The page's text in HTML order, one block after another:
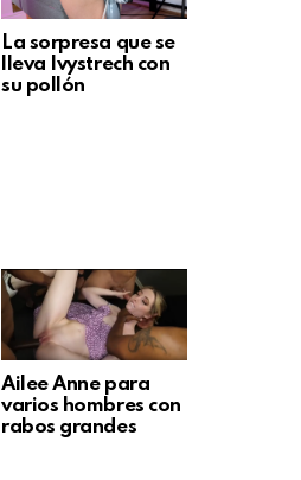
La sorpresa que se
lleva Ivystrech con
su pollón
Ailee Anne para
varios hombres con
rabos grandes